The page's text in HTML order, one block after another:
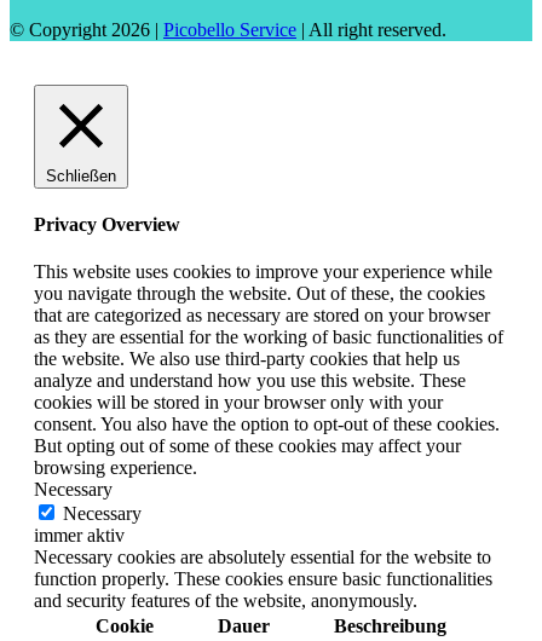
© Copyright 2026 | Picobello Service | All right reserved.
Schließen
Privacy Overview
This website uses cookies to improve your experience while
you navigate through the website. Out of these, the cookies
that are categorized as necessary are stored on your browser
as they are essential for the working of basic functionalities of
the website. We also use third-party cookies that help us
analyze and understand how you use this website. These
cookies will be stored in your browser only with your
consent. You also have the option to opt-out of these cookies.
But opting out of some of these cookies may affect your
browsing experience.
Necessary
Necessary
immer aktiv
Necessary cookies are absolutely essential for the website to
function properly. These cookies ensure basic functionalities
and security features of the website, anonymously.
Cookie
Dauer Beschreibung